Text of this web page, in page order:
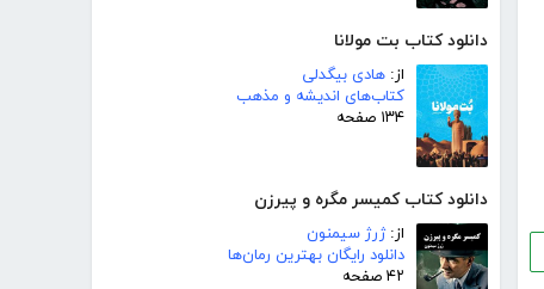
دانلود کتاب بت مولانا
از: هادی بیگدلی
کتاب‌های اندیشه و مذهب
۱۳۴ صفحه
دانلود کتاب کمیسر مگره و پیرزن
از:ژرژ سیمنون
دانلود رایگان بهترین رمان‌ها
۴۲ صفحه